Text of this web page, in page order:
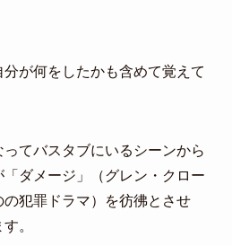
が何をしたかも含めて覚えて
てバスタブにいるシーンから
ダメージ」（グレン・クロー
犯罪ドラマ）を彷彿とさせ
。